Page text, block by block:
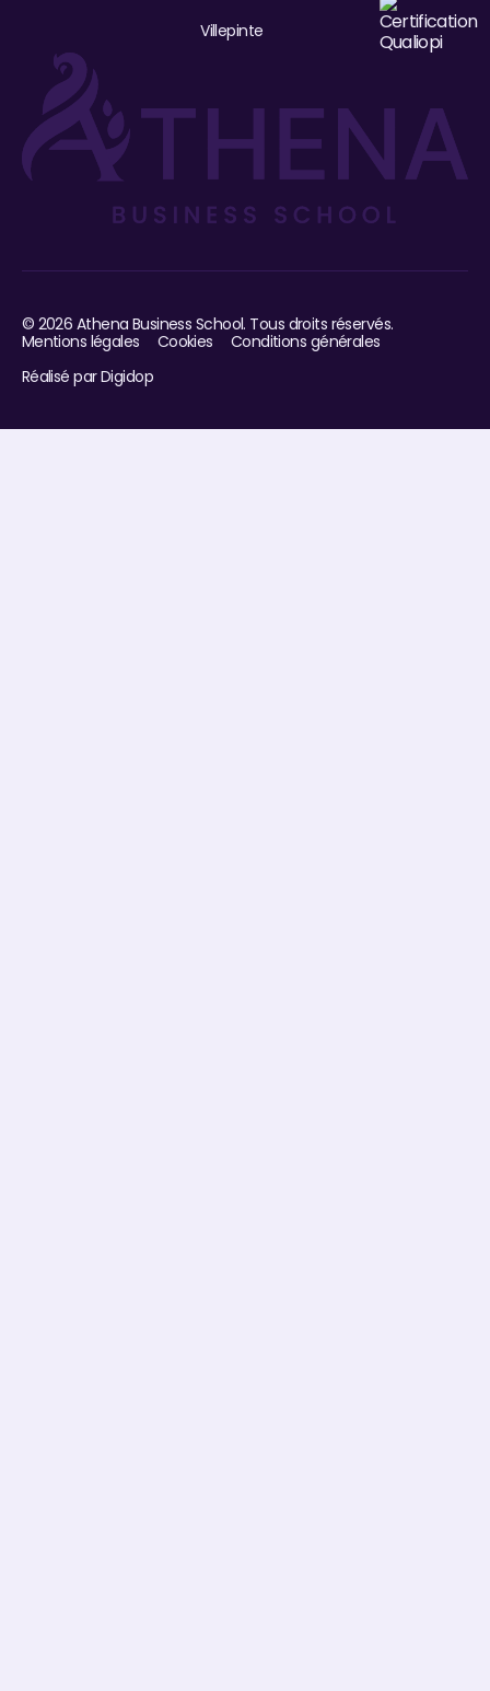
Villepinte
© 2026 Athena Business School. Tous droits réservés.
Mentions légales
Cookies
Conditions générales
Réalisé par Digidop